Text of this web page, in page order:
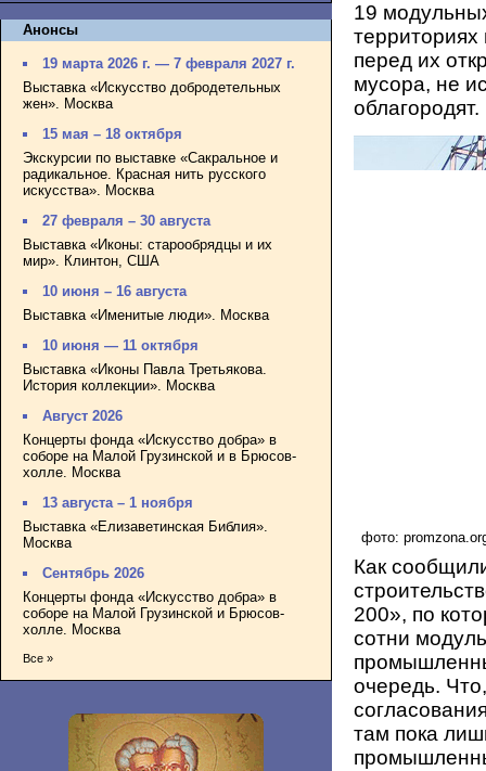
Анонсы
19 марта 2026 г. — 7 февраля 2027 г.
Выставка «Искусство добродетельных
жен». Москва
15 мая – 18 октября
Экскурсии по выставке «Сакральное и
радикальное. Красная нить русского
искусства». Москва
27 февраля – 30 августа
Выставка «Иконы: старообрядцы и их
мир». Клинтон, США
10 июня – 16 августа
Выставка «Именитые люди». Москва
10 июня — 11 октября
Выставка «Иконы Павла Третьякова.
История коллекции». Москва
Август 2026
Концерты фонда «Искусство добра» в
соборе на Малой Грузинской и в Брюсов-
холле. Москва
13 августа – 1 ноября
Выставка «Елизаветинская Библия».
Москва
Сентябрь 2026
Концерты фонда «Искусство добра» в
соборе на Малой Грузинской и Брюсов-
холле. Москва
Все »
19
территориях
перед их
мусора, не
облагородят.
фото:
Как
200», по
сотни
очередь.
там пока